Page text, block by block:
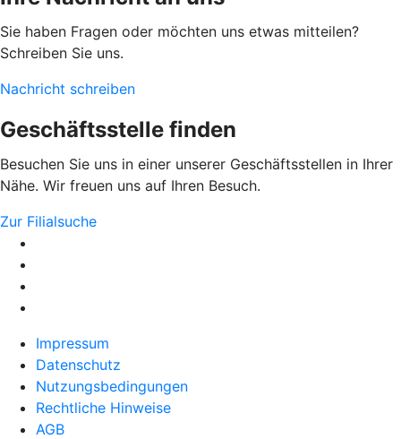
Sie haben Fragen oder möchten uns etwas mitteilen?
Schreiben Sie uns.
Nachricht schreiben
Geschäftsstelle finden
Besuchen Sie uns in einer unserer Geschäftsstellen in Ihrer
Nähe. Wir freuen uns auf Ihren Besuch.
Zur Filialsuche
Impressum
Datenschutz
Nutzungsbedingungen
Rechtliche Hinweise
AGB